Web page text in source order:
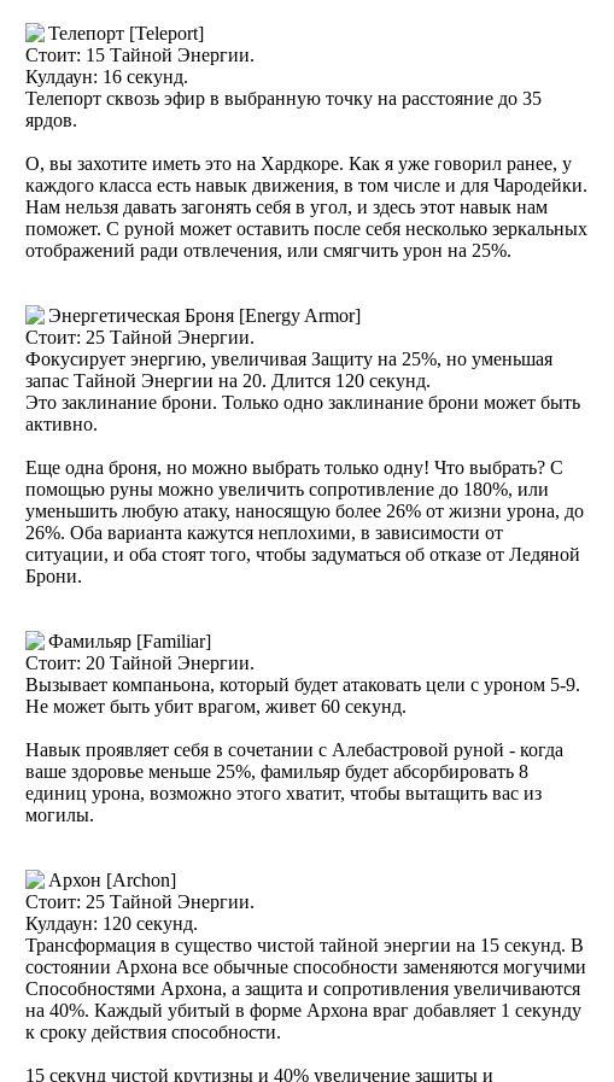
Телепорт [Teleport]
Стоит: 15 Тайной Энергии.
Кулдаун: 16 секунд.
Телепорт сквозь эфир в выбранную точку на расстояние до 35
ярдов.
О, вы захотите иметь это на Хардкоре. Как я уже говорил ранее, у
каждого класса есть навык движения, в том числе и для Чародейки.
Нам нельзя давать загонять себя в угол, и здесь этот навык нам
поможет. С руной может оставить после себя несколько зеркальных
отображений ради отвлечения, или смягчить урон на 25%.
Энергетическая Броня [Energy Armor]
Стоит: 25 Тайной Энергии.
Фокусирует энергию, увеличивая Защиту на 25%, но уменьшая
запас Тайной Энергии на 20. Длится 120 секунд.
Это заклинание брони. Только одно заклинание брони может быть
активно.
Еще одна броня, но можно выбрать только одну! Что выбрать? С
помощью руны можно увеличить сопротивление до 180%, или
уменьшить любую атаку, наносящую более 26% от жизни урона, до
26%. Оба варианта кажутся неплохими, в зависимости от
ситуации, и оба стоят того, чтобы задуматься об отказе от Ледяной
Брони.
Фамильяр [Familiar]
Стоит: 20 Тайной Энергии.
Вызывает компаньона, который будет атаковать цели с уроном 5-9.
Не может быть убит врагом, живет 60 секунд.
Навык проявляет себя в сочетании с Алебастровой руной - когда
ваше здоровье меньше 25%, фамильяр будет абсорбировать 8
единиц урона, возможно этого хватит, чтобы вытащить вас из
могилы.
Архон [Archon]
Стоит: 25 Тайной Энергии.
Кулдаун: 120 секунд.
Трансформация в существо чистой тайной энергии на 15 секунд. В
состоянии Архона все обычные способности заменяются могучими
Способностями Архона, а защита и сопротивления увеличиваются
на 40%. Каждый убитый в форме Архона враг добавляет 1 секунду
к сроку действия способности.
15 секунд чистой крутизны и 40% увеличение защиты и